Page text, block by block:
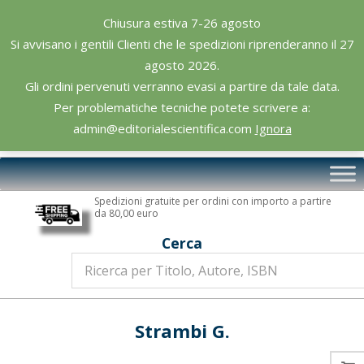
Chiusura estiva 7-26 agosto
Si avvisano i gentili Clienti che le spedizioni riprenderanno il 27
agosto 2026.
Gli ordini pervenuti verranno evasi a partire da tale data.
Per problematiche tecniche potete scrivere a:
admin@editorialescientifica.com Ignora
content
Editoriale
Scientifica
Primary
Navigation
Spedizioni gratuite per ordini con importo a partire
da 80,00 euro
Cerca
Strambi G.